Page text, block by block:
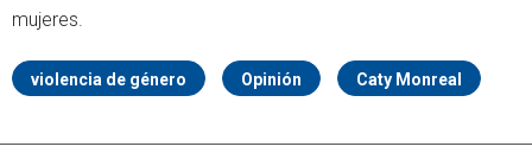
mujeres.
violencia de género Opinión Caty Monreal